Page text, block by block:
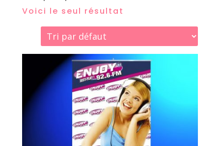
Voici le seul résultat